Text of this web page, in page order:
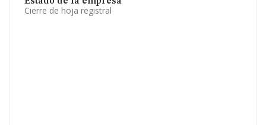
Cierre de hoja registral